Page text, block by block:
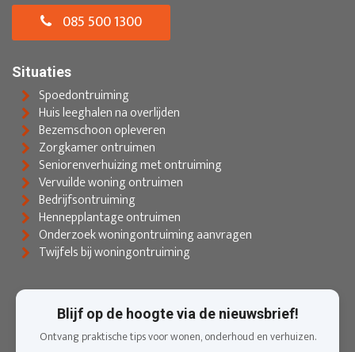
085 500 1300
Situaties
Spoedontruiming
Huis leeghalen na overlijden
Bezemschoon opleveren
Zorgkamer ontruimen
Seniorenverhuizing met ontruiming
Vervuilde woning ontruimen
Bedrijfsontruiming
Hennepplantage ontruimen
Onderzoek woningontruiming aanvragen
Twijfels bij woningontruiming
Blijf op de hoogte via de nieuwsbrief!
Ontvang praktische tips voor wonen, onderhoud en verhuizen.